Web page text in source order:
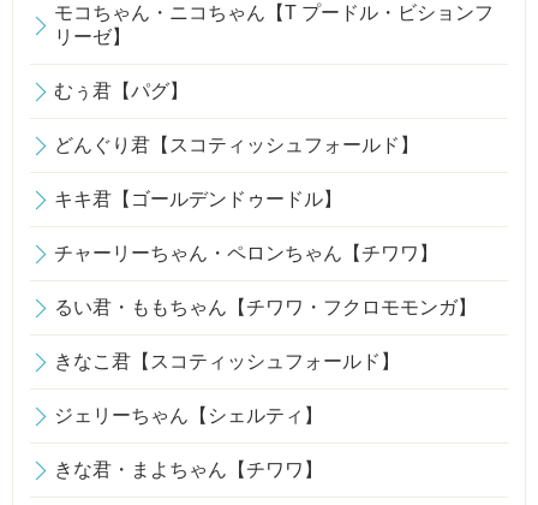
モコちゃん・ニコちゃん【T プードル・ビションフ
リーゼ】
むぅ君【パグ】
どんぐり君【スコティッシュフォールド】
キキ君【ゴールデンドゥードル】
チャーリーちゃん・ペロンちゃん【チワワ】
るい君・ももちゃん【チワワ・フクロモモンガ】
きなこ君【スコティッシュフォールド】
ジェリーちゃん【シェルティ】
きな君・まよちゃん【チワワ】